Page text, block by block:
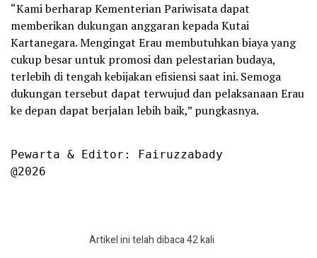
“Kami berharap Kementerian Pariwisata dapat
memberikan dukungan anggaran kepada Kutai
Kartanegara. Mengingat Erau membutuhkan biaya yang
cukup besar untuk promosi dan pelestarian budaya,
terlebih di tengah kebijakan efisiensi saat ini. Semoga
dukungan tersebut dapat terwujud dan pelaksanaan Erau
ke depan dapat berjalan lebih baik,” pungkasnya.
Pewarta & Editor: Fairuzzabady
@2026
Artikel ini telah dibaca 42 kali